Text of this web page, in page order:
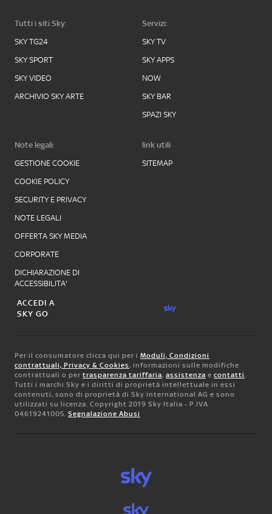
Tutti i siti Sky:
SKY TG24
SKY SPORT
SKY VIDEO
ARCHIVIO SKY ARTE
Servizi:
SKY TV
SKY APPS
NOW
SKY BAR
SPAZI SKY
Note legali:
GESTIONE COOKIE
COOKIE POLICY
SECURITY E PRIVACY
NOTE LEGALI
OFFERTA SKY MEDIA
CORPORATE
DICHIARAZIONE DI
ACCESSIBILITA'
link utili
SITEMAP
ACCEDI A
SKY GO
Per il consumatore clicca qui per i Moduli, Condizioni
contrattuali, Privacy & Cookies, informazioni sulle modifiche
contrattuali o per trasparenza tariffaria, assistenza e contatti.
Tutti i marchi Sky e i diritti di proprietà intellettuale in essi
contenuti, sono di proprietà di Sky international AG e sono
utilizzati su licenza. Copyright 2019 Sky Italia - P.IVA
04619241005. Segnalazione Abusi